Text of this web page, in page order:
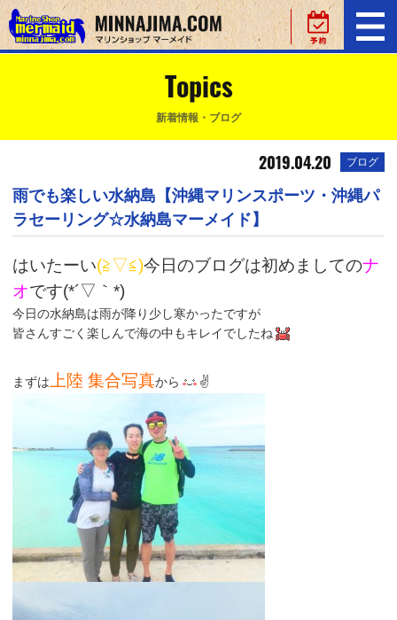
Topics
新着情報・ブログ
2019.04.20 ブログ
雨でも楽しい水納島【沖縄マリンスポーツ・沖縄パ
ラセーリング☆水納島マーメイド】
はいたーい(≧▽≦)今日のブログは初めましてのナ
オです(*´▽｀*)
今日の水納島は雨が降り少し寒かったですが
皆さんすごく楽しんで海の中もキレイでしたね
まずは 上陸 集合写真から ✌